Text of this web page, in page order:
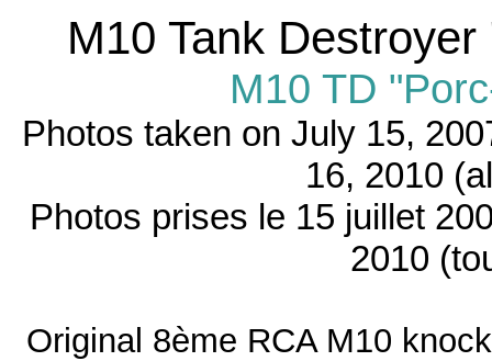
M10 Tank Destroyer
M10 TD
Photos taken on July 15,
16, 2010
Photos prises le 15 juillet
2010
Original 8ème RCA M10